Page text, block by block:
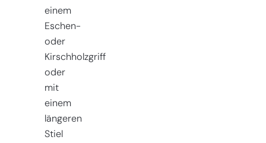
einem
Eschen-
oder
Kirschholzgriff
oder
mit
einem
längeren
Stiel